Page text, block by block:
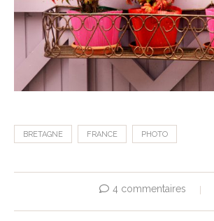
BRETAGNE FRANCE PHOTO
4 commentaires